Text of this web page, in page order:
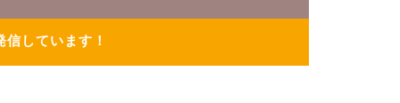
しています！